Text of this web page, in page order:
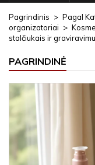
Pagrindinis Pagal
organizatoriai
stalčiukais ir graviravimu
PAGRINDINĖ